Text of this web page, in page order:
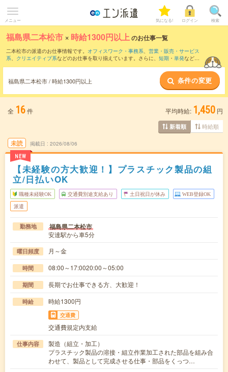
メニュー 気になる! ログイン 検索
福島県二本松市 × 時給1300円以上のお仕事一覧
二本松市の派遣のお仕事情報です。 オフィスワーク・事務系、 営業・販売・サービス
系、 クリエイティブ系などのお仕事を取り揃えています。さらに、 短期 ・ 単発などの
福島県二本松市 / 時給1300円以上 条件の変更
全 16件 平均時給: 1,450 円
新着順 時給順
未読
NEW
掲載日 2026/08/06
【未経験の方大歓迎！】プラスチック製品の組
立/日払いOK
職種未経験OK 交通費別途支給あり 土日祝日が休み WEB登録OK
派遣
勤務地 福島県二本松市
安達駅から車5分
曜日頻度 月～金
時間 08:00～17:0020:00～05:00
期間 長期でお仕事できる方、大歓迎！
時給 時給1300円
交通費
交通費規定内支給
仕事内容
製造（組立・加工）
プラスチック製品の溶接・組立作業加工された部品を組み合
わせて、製品として完成させる仕事・部品をくっつ…